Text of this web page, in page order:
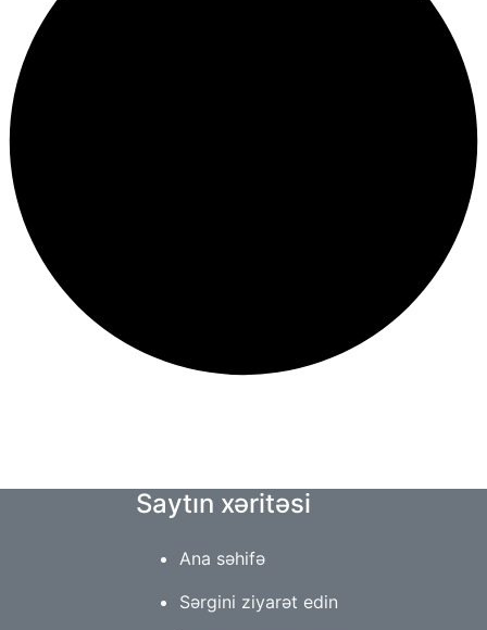
Saytın xəritəsi
Ana səhifə
Sərgini ziyarət edin